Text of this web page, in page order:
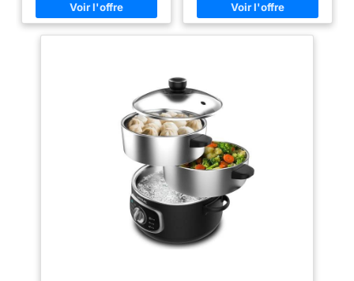
couvercle passent au lave-
vaisselle Tasse à mesurer et
seul appareil ! ÉCONOMIE
D'ÉNERGIE : économisez
choses qui comptent vraiment !
GAIN DE TEMPS : réduisez le
temps de cuisson jusqu'à 70 %
par rapport aux méthodes
traditionnelles lors de la
cuisson sous pression : plus de
temps pour les choses que
vous aimez et moins de temps
passé dans la cuisine !
RÉGLEZ-LE ET OUBLIEZ-LE :
l'Instant Pot Duo se souvient de
vos styles de cuisson préférés
et de vos programmes favoris.
Vous pouvez donc vous